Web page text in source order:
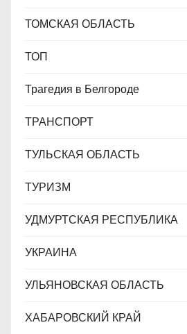
ТОМСКАЯ ОБЛАСТЬ
ТОП
Трагедия в Белгороде
ТРАНСПОРТ
ТУЛЬСКАЯ ОБЛАСТЬ
ТУРИЗМ
УДМУРТСКАЯ РЕСПУБЛИКА
УКРАИНА
УЛЬЯНОВСКАЯ ОБЛАСТЬ
ХАБАРОВСКИЙ КРАЙ